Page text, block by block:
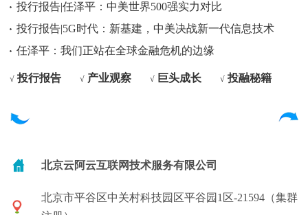
投行报告|任泽平：中美世界500强实力对比
投行报告|5G时代：新基建，中美决战新一代信息技术
任泽平：我们正站在全球金融危机的边缘
√ 投行报告 √ 产业观察 √ 巨头成长 √ 投融秘籍
北京云阿云互联网技术服务有限公司
北京市平谷区中关村科技园区平谷园1区-21594（集群